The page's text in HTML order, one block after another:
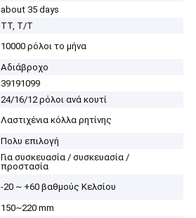
about 35 days
TT, T/T
10000 ρόλοι το μήνα
Αδιάβροχο
39191099
24/16/12 ρόλοι ανά κουτί
Λαστιχένια κόλλα ρητίνης
Πολυ επιλογή
Για συσκευασία / συσκευασία /
προστασία
-20 ~ +60 βαθμούς Κελσίου
150~220 mm